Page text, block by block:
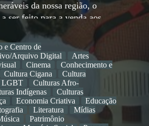
da nossa região, o
ser feito para a venda aos
em Março deste ano
aplausos da câmara de
Bahia
e Centro de
Arquivo Digital
Artes
Cinema
Conhecimento e
Cultura Cigana
Cultura
LGBT
Culturas Afro-
Indígenas
Culturas
Economia Criativa
Educação
Literatura
Mídias
Patrimônio